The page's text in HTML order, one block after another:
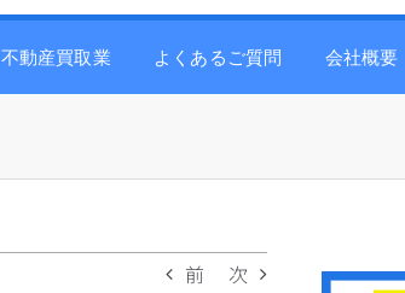
不動産買取業 よくあるご質問 会社概要
前 次